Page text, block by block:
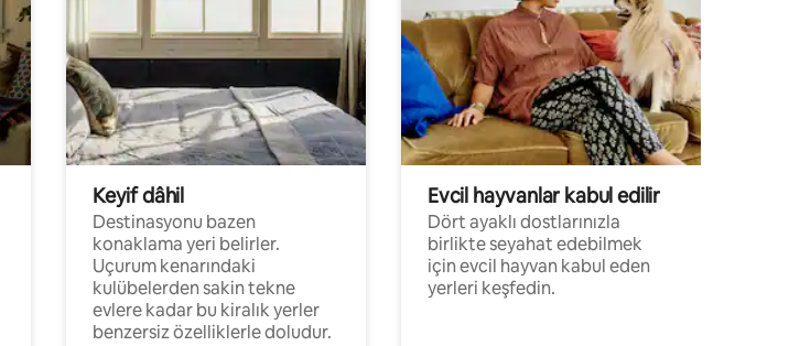
Keyif dâhil
Destinasyonu bazen
konaklama yeri belirler.
Uçurum kenarındaki
kulübelerden sakin tekne
evlere kadar bu kiralık yerler
benzersiz özelliklerle doludur.
Evcil hayvanlar kabul edilir
Dört ayaklı dostlarınızla
birlikte seyahat edebilmek
için evcil hayvan kabul eden
yerleri keşfedin.